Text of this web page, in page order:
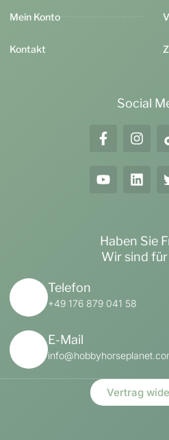
Mein Konto
Kontakt
Social
Haben Sie
Wir sind für
Telefon
+49 176 879 041 58
E-Mail
Vertrag